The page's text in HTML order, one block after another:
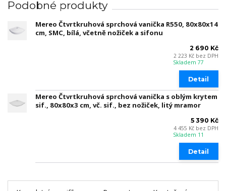
Podobné produkty
Mereo Čtvrtkruhová sprchová vanička R550, 80x80x14
cm, SMC, bílá, včetně nožiček a sifonu
2 690 Kč
2 223 Kč bez DPH
Skladem 77
Detail
Mereo Čtvrtkruhová sprchová vanička s oblým krytem
sif., 80x80x3 cm, vč. sif., bez nožiček, litý mramor
5 390 Kč
4 455 Kč bez DPH
Skladem 11
Detail